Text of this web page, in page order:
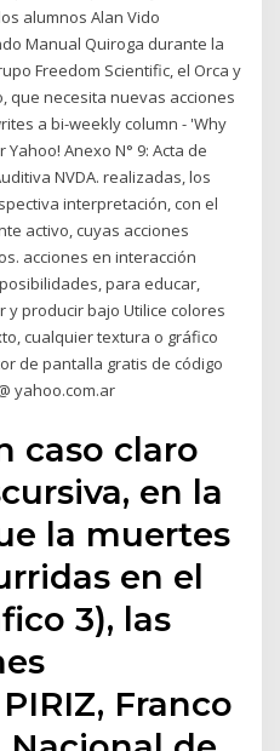
alumnos Alan Vido
Manual Quiroga durante la
Freedom Scientific, el Orca y
que necesita nuevas acciones
a bi-weekly column - 'Why
Anexo N° 9: Acta de
NVDA. realizadas, los
interpretación, con el
activo, cuyas acciones
acciones en interacción
para educar,
producir bajo Utilice colores
cualquier textura o gráfico
de pantalla gratis de código
yahoo.com.ar
caso claro
en la
la muertes
en el
3), las
Franco